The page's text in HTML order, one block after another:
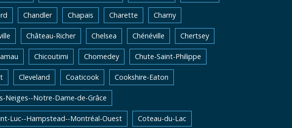
Chandler Chapais Charette Charny
Château-Richer Chelsea Chénéville Chertsey
Chicoutimi Chomedey Chute-Saint-Philippe
Cleveland Coaticook Cookshire-Eaton
Neiges--Notre-Dame-de-Grâce
Luc--Hampstead--Montréal-Ouest Coteau-du-Lac